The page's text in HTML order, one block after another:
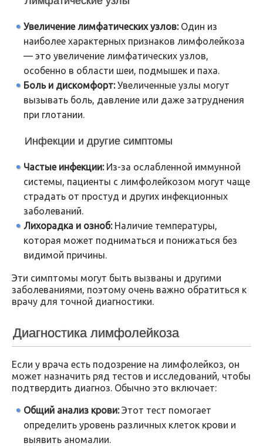
Увеличение лимфатических узлов:Один из
наиболее характерных признаков лимфолейкоза
— это увеличение лимфатических узлов,
особенно в области шеи, подмышек и паха.
Боль и дискомфорт:Увеличенные узлы могут
вызывать боль, давление или даже затруднения
при глотании.
Инфекции и другие симптомы
Частые инфекции:Из-за ослабленной иммунной
системы, пациенты с лимфолейкозом могут чаще
страдать от простуд и других инфекционных
заболеваний.
Лихорадка и озноб:Наличие температуры,
которая может подниматься и понижаться без
видимой причины.
Эти симптомы могут быть вызваны и другими
заболеваниями, поэтому очень важно обратиться к
врачу для точной диагностики.
Диагностика лимфолейкоза
Если у врача есть подозрение на лимфолейкоз, он
может назначить ряд тестов и исследований, чтобы
подтвердить диагноз. Обычно это включает:
Общий анализ крови:Этот тест помогает
определить уровень различных клеток крови и
выявить аномалии.